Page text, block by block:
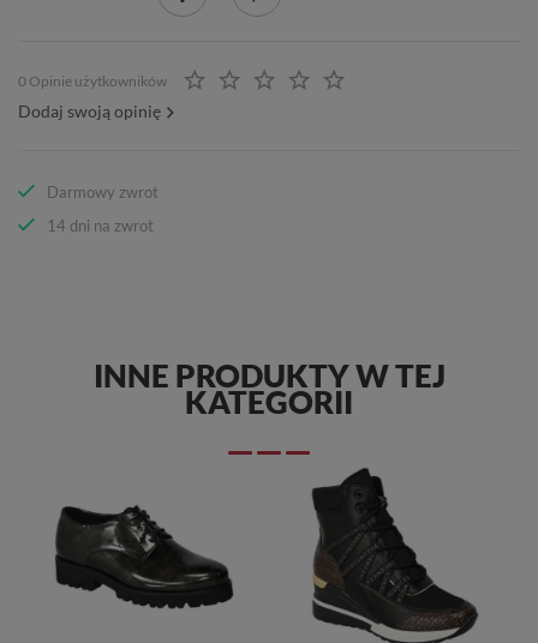
0 Opinie użytkowników
Dodaj swoją opinię
Darmowy zwrot
14 dni na zwrot
INNE PRODUKTY W TEJ
KATEGORII